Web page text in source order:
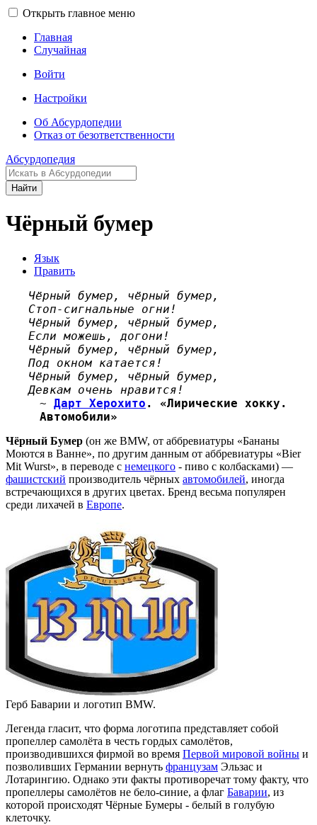
Открыть главное меню
Главная
Случайная
Войти
Настройки
Об Абсурдопедии
Отказ от безответственности
Абсурдопедия
Найти
Чёрный бумер
Язык
Править
Чёрный бумер, чёрный бумер,
Стоп-сигнальные огни!
Чёрный бумер, чёрный бумер,
Если можешь, догони!
Чёрный бумер, чёрный бумер,
Под окном катается!
Чёрный бумер, чёрный бумер,
Девкам очень нравится!
~ Дарт Херохито . «Лирические хокку.
Автомобили»
Чёрный Бумер (он же BMW, от аббревиатуры «Бананы
Моются в Ванне», по другим данным от аббревиатуры «Bier
Mit Wurst», в переводе с немецкого - пиво с колбасками) —
фашистский производитель чёрных автомобилей, иногда
встречающихся в других цветах. Бренд весьма популярен
среди лихачей в Европе.
Герб Баварии и логотип BMW.
Легенда гласит, что форма логотипа представляет собой
пропеллер самолёта в честь гордых самолётов,
производившихся фирмой во время Первой мировой войны и
позволивших Германии вернуть французам Эльзас и
Лотарингию. Однако эти факты противоречат тому факту, что
пропеллеры самолётов не бело-синие, а флаг Баварии, из
которой происходят Чёрные Бумеры - белый в голубую
клеточку.